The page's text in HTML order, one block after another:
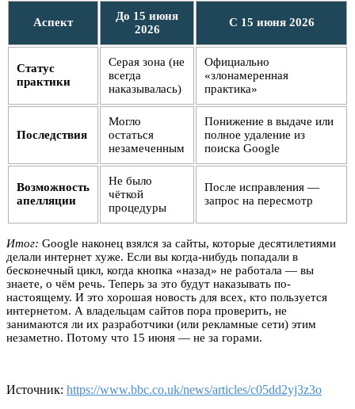
Аспект
До 15 июня
2026
С 15 июня 2026
Статус
практики
Серая зона (не
всегда
наказывалась)
Официально
«злонамеренная
практика»
Последствия
Могло
остаться
незамеченным
Понижение в выдаче или
полное удаление из
поиска Google
Возможность
апелляции
Не было
чёткой
процедуры
После исправления —
запрос на пересмотр
Итог: Google наконец взялся за сайты, которые десятилетиями
делали интернет хуже. Если вы когда-нибудь попадали в
бесконечный цикл, когда кнопка «назад» не работала — вы
знаете, о чём речь. Теперь за это будут наказывать по-
настоящему. И это хорошая новость для всех, кто пользуется
интернетом. А владельцам сайтов пора проверить, не
занимаются ли их разработчики (или рекламные сети) этим
незаметно. Потому что 15 июня — не за горами.
Источник: https://www.bbc.co.uk/news/articles/c05dd2yj3z3o